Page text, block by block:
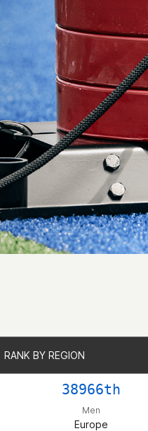
RANK BY REGION
38966th
Men
Europe
RANK BY REGION